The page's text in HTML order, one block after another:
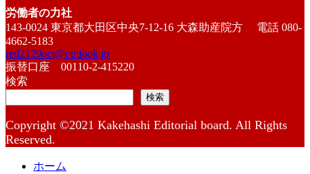
労働者の力社
143-0024 東京都大田区中央7-12-16 大森助産院方 電話 080-
4662-5183
red2129oct@outlook.jp
振替口座 00110-2-415220
検索
検索
Copyright ©2021 Kakehashi Editorial board. All Rights
Reserved.
ホーム